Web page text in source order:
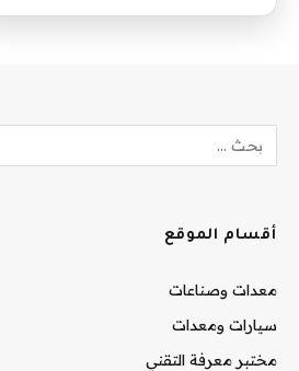
أقسام الموقع
معدات وصناعات
سيارات ومعدات
مختبر معرفة التقني